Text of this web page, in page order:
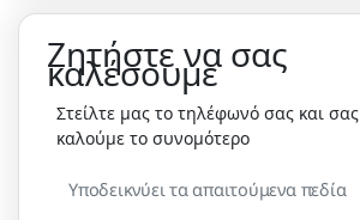
Ζητήστε να σας
καλέσουμε
Στείλτε μας το τηλέφωνό σας και σας
καλούμε το συνομότερο
Υποδεικνύει τα απαιτούμενα πεδία